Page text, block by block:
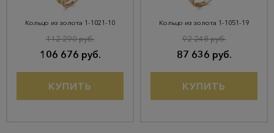
Кольцо из золота 1-1021-10
106 676 руб.
112 290 руб.
КУПИТЬ
Кольцо из золота 1-1051-19
87 636 руб.
92 248 руб.
КУПИТЬ